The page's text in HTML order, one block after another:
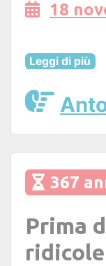
18
Leggi di più
367
Prima